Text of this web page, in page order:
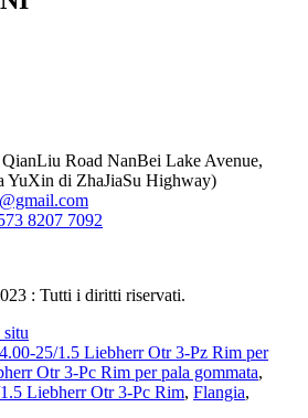
Road NanBei Lake Avenue,
YuXin di ZhaJiaSu Highway)
8207 7092
: Tutti i diritti riservati.
situ
25/1.5 Liebherr Otr 3-Pz Rim per
Otr 3-Pc Rim per pala gommata,
Liebherr Otr 3-Pc Rim, Flangia,